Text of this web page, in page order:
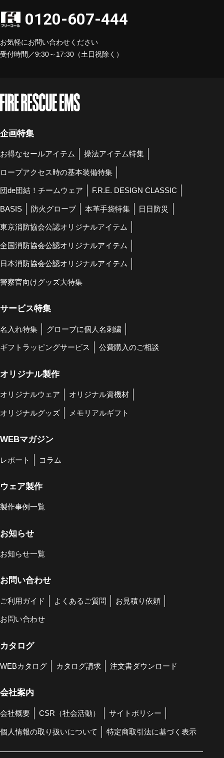
0120-607-444
お気軽にお問い合わせください
受付時間／9:30～17:30（土日祝除く）
企画特集
お得なセールアイテム 操法アイテム特集
ロープアクセス時の基本装備特集
団de団結！チームウェア F.R.E. DESIGN CLASSIC
BASIS 防火グローブ 本革手袋特集 日日防災
東京消防協会公認オリジナルアイテム
全国消防協会公認オリジナルアイテム
日本消防協会公認オリジナルアイテム
警察官向けグッズ大特集
サービス特集
名入れ特集 グローブに個人名刺繍
ギフトラッピングサービス 公費購入のご相談
オリジナル製作
オリジナルウェア オリジナル資機材
オリジナルグッズ メモリアルギフト
WEBマガジン
レポート コラム
ウェア製作
製作事例一覧
お知らせ
お知らせ一覧
お問い合わせ
ご利用ガイド よくあるご質問 お見積り依頼
お問い合わせ
カタログ
WEBカタログ カタログ請求 注文書ダウンロード
会社案内
会社概要 CSR（社会活動） サイトポリシー
個人情報の取り扱いについて 特定商取引法に基づく表示